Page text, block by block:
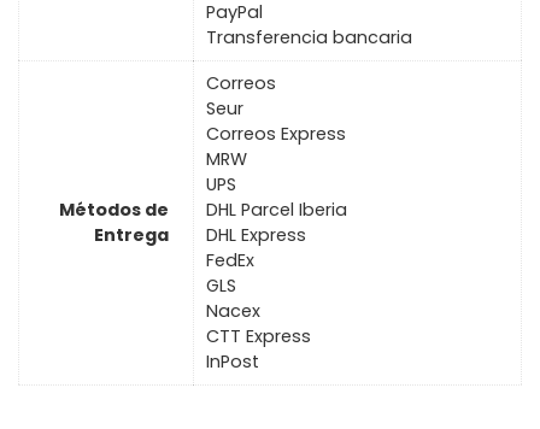
PayPal
Transferencia bancaria
Métodos de
Entrega
Correos
Seur
Correos Express
MRW
UPS
DHL Parcel Iberia
DHL Express
FedEx
GLS
Nacex
CTT Express
InPost